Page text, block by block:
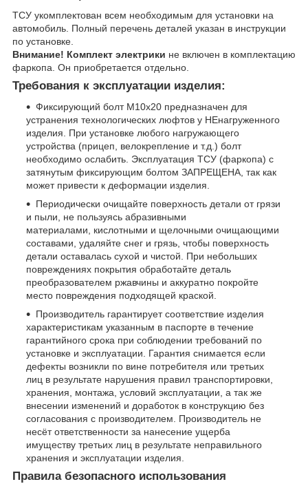
ТСУ укомплектован всем необходимым для установки на
автомобиль. Полный перечень деталей указан в инструкции
по установке.
Внимание! Комплект электрики не включен в комплектацию
фаркопа. Он приобретается отдельно.
Требования к эксплуатации изделия:
Фиксирующий болт М10х20 предназначен для
устранения технологических люфтов у НЕнагруженного
изделия. При установке любого нагружающего
устройства (прицеп, велокрепление и т.д.) болт
необходимо ослабить. Эксплуатация ТСУ (фаркопа) с
затянутым фиксирующим болтом ЗАПРЕЩЕНА, так как
может привести к деформации изделия.
Периодически очищайте поверхность детали от грязи
и пыли, не пользуясь абразивными
материалами, кислотными и щелочными очищающими
составами, удаляйте снег и грязь, чтобы поверхность
детали оставалась сухой и чистой. При небольших
повреждениях покрытия обработайте деталь
преобразователем ржавчины и аккуратно покройте
место повреждения подходящей краской.
Производитель гарантирует соответствие изделия
характеристикам указанным в паспорте в течение
гарантийного срока при соблюдении требований по
установке и эксплуатации. Гарантия снимается если
дефекты возникли по вине потребителя или третьих
лиц в результате нарушения правил транспортировки,
хранения, монтажа, условий эксплуатации, а так же
внесении изменений и доработок в конструкцию без
согласования с производителем. Производитель не
несёт ответственности за нанесение ущерба
имуществу третьих лиц в результате неправильного
хранения и эксплуатации изделия.
Правила безопасного использования